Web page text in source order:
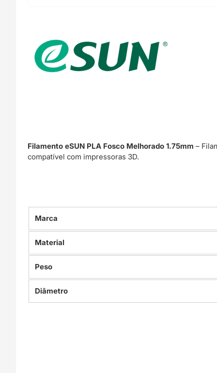
Filamento eSUN PLA Fosco Melhorado 1.75mm –
compatível com impressoras 3D.
Marca
Material
Peso
Diâmetro